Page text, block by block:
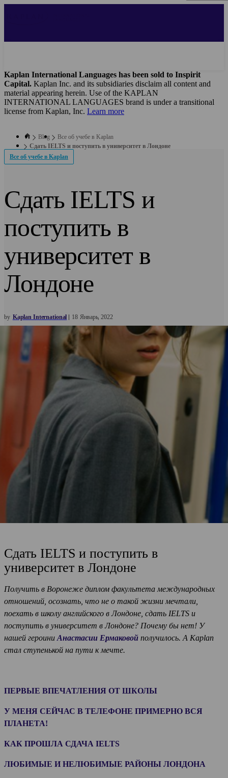
Kaplan International Languages has been sold to Inspirit
Capital. Kaplan Inc. and its subsidiaries disclaim all content and
material appearing herein. Use of the KAPLAN
INTERNATIONAL LANGUAGES brand is under a transitional
license from Kaplan, Inc. Learn more
Blog
Все об учебе в Kaplan
Cдать IELTS и поступить в университет в Лондоне
Все об учебе в Kaplan
Cдать IELTS и
поступить в
университет в
Лондоне
by Kaplan International 18 Январь 2022
Cдать IELTS и поступить в
университет в Лондоне
Получить в Воронеже диплом факультета международных
отношений, осознать, что не о такой жизни мечтали,
поехать в школу английского в Лондоне, сдать IELTS и
поступить в университет в Лондоне? Почему бы нет! У
нашей героини Анастасии Ермаковой получилось. А Kaplan
стал ступенькой на пути к мечте.
ПЕРВЫЕ ВПЕЧАТЛЕНИЯ ОТ ШКОЛЫ
У МЕНЯ СЕЙЧАС В ТЕЛЕФОНЕ ПРИМЕРНО ВСЯ
ПЛАНЕТА!
КАК ПРОШЛА СДАЧА IELTS
ЛЮБИМЫЕ И НЕЛЮБИМЫЕ РАЙОНЫ ЛОНДОНА